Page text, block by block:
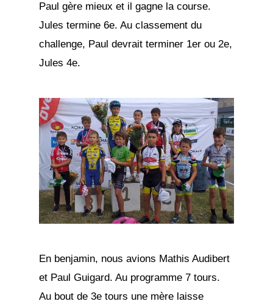
Paul gère mieux et il gagne la course.
Jules termine 6e. Au classement du
challenge, Paul devrait terminer 1er ou 2e,
Jules 4e.
En benjamin, nous avions Mathis Audibert
et Paul Guigard. Au programme 7 tours.
Au bout de 3e tours une mère laisse